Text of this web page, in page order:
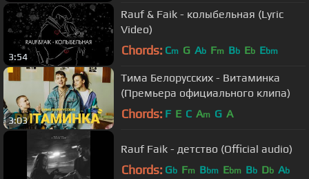
3:54
Rauf & Faik - колыбельная (Lyric
Video)
Chords: Cm G Ab Fm Bb Eb Ebm
3:03
Тима Белорусских - Витаминка
(Премьера официального клипа)
Chords: F E C Am G A
Rauf Faik - детство (Official audio)
Chords: Gb Fm Bbm Ebm Bb Db Ab